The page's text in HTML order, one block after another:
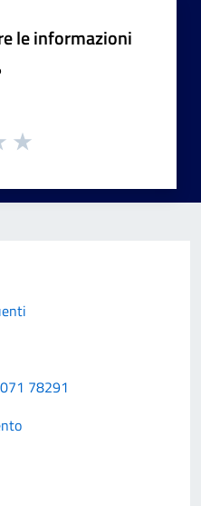
le informazioni
78291